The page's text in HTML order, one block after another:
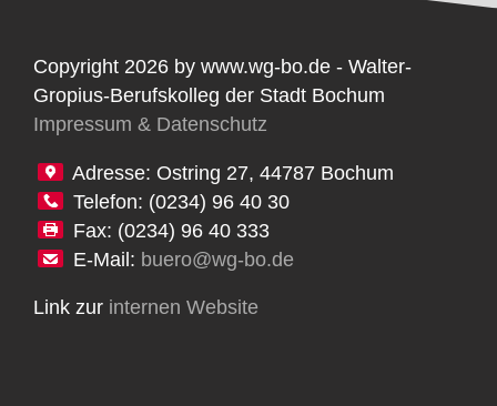
Copyright 2026 by www.wg-bo.de - Walter-
Gropius-Berufskolleg der Stadt Bochum
Impressum & Datenschutz
Adresse: Ostring 27, 44787 Bochum
Telefon: (0234) 96 40 30
Fax: (0234) 96 40 333
E-Mail: buero@wg-bo.de
Link zur internen Website